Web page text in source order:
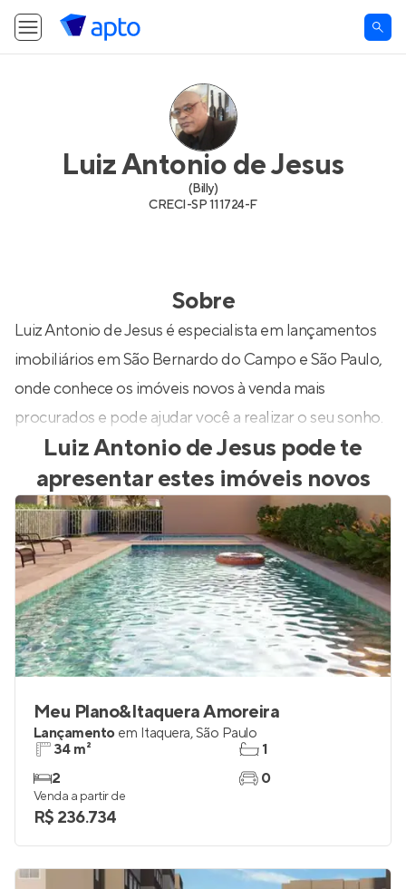
Luiz Antonio de Jesus
(Billy)
CRECI-SP 111724-F
Sobre
Luiz Antonio de Jesus é especialista em lançamentos
imobiliários em São Bernardo do Campo e São Paulo,
onde conhece os imóveis novos à venda mais
procurados e pode ajudar você a realizar o seu sonho.
Luiz Antonio de Jesus pode te
apresentar estes imóveis novos
Meu Plano&Itaquera Amoreira
Lançamento em Itaquera,São Paulo
34 m²
2
1
0
Venda a partir de
R$ 236.734